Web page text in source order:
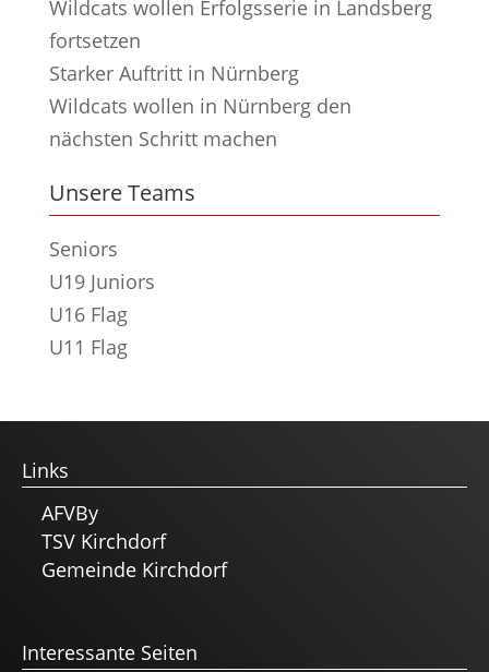
Wildcats wollen Erfolgsserie in Landsberg
fortsetzen
Starker Auftritt in Nürnberg
Wildcats wollen in Nürnberg den
nächsten Schritt machen
Unsere Teams
Seniors
U19 Juniors
U16 Flag
U11 Flag
Links
AFVBy
TSV Kirchdorf
Gemeinde Kirchdorf
Interessante Seiten